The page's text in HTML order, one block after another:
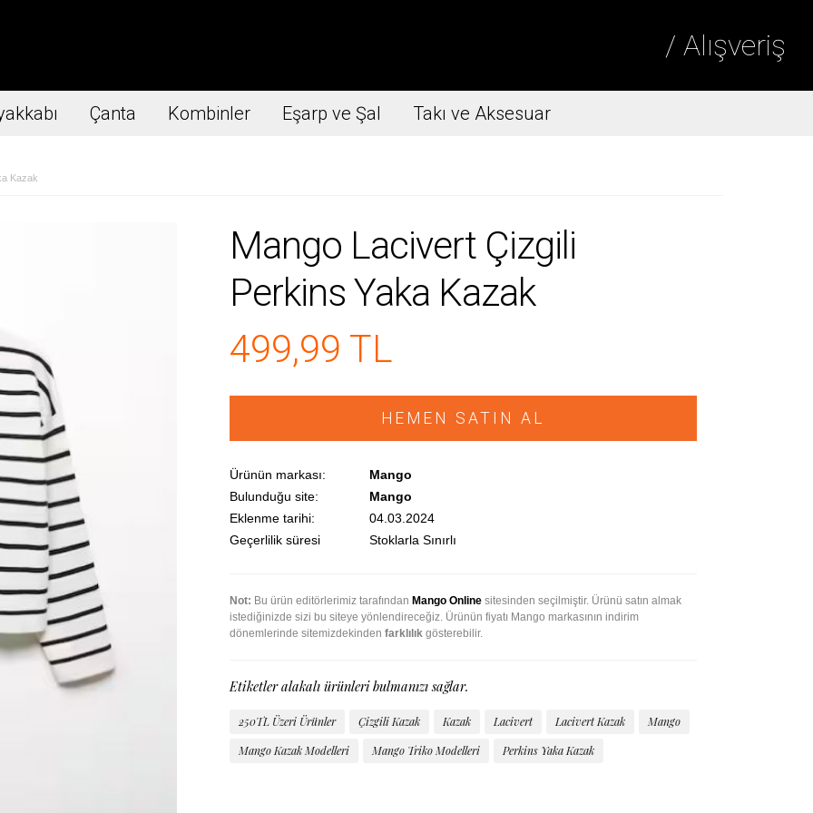
/ Alışveriş
Çanta Kombinler Eşarp ve Şal Takı ve Aksesuar
Kazak
Mango Lacivert Çizgili
Perkins Yaka Kazak
499,99 TL
HEMEN SATIN AL
Ürünün markası:
Mango
Bulunduğu site:
Mango
Eklenme tarihi:
04.03.2024
Geçerlilik süresi
Stoklarla Sınırlı
Not: Bu ürün editörlerimiz tarafından Mango Onlinesitesinden seçilmiştir. Ürünü satın almak
istediğinizde sizi bu siteye yönlendireceğiz. Ürünün fiyatı Mango markasının indirim
dönemlerinde sitemizdekinden farklılık gösterebilir.
Etiketler alakalı ürünleri bulmanızı sağlar.
250TL Üzeri Ürünler Çizgili Kazak Kazak Lacivert Lacivert Kazak
Mango
Mango Kazak Modelleri
Mango Triko Modelleri Perkins Yaka Kazak